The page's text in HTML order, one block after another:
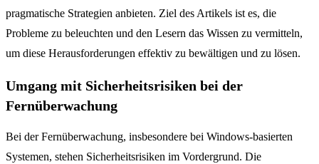
pragmatische Strategien anbieten. Ziel des Artikels ist es, die
Probleme zu beleuchten und den Lesern das Wissen zu vermitteln,
um diese Herausforderungen effektiv zu bewältigen und zu lösen.
Umgang mit Sicherheitsrisiken bei der
Fernüberwachung
Bei der Fernüberwachung, insbesondere bei Windows-basierten
Systemen, stehen Sicherheitsrisiken im Vordergrund. Die